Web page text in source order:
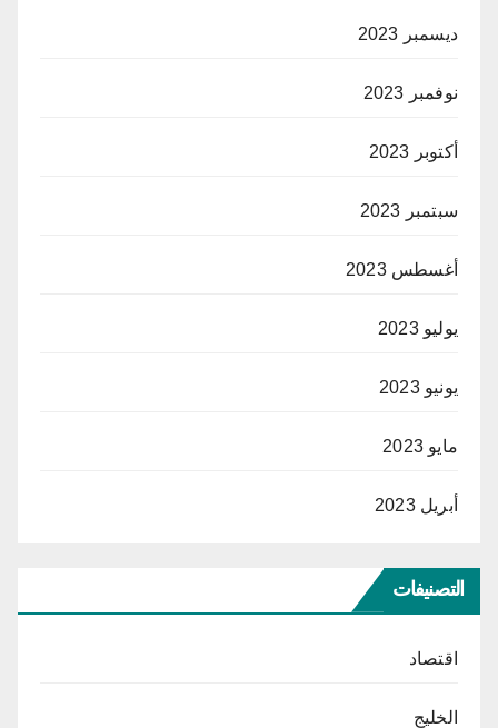
ديسمبر 2023
نوفمبر 2023
أكتوبر 2023
سبتمبر 2023
أغسطس 2023
يوليو 2023
يونيو 2023
مايو 2023
أبريل 2023
التصنيفات
اقتصاد
الخليج